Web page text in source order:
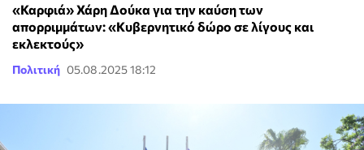
«Καρφιά» Χάρη Δούκα για την καύση των
απορριμμάτων: «Κυβερνητικό δώρο σε λίγους και
εκλεκτούς»
Πολιτική 05.08.2025 18:12